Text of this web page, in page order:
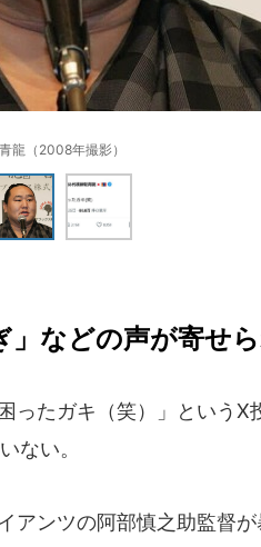
龍（2008年撮影）
」などの声が寄せ
たガキ（笑）」というX
ない。
アンツの阿部慎之助監督